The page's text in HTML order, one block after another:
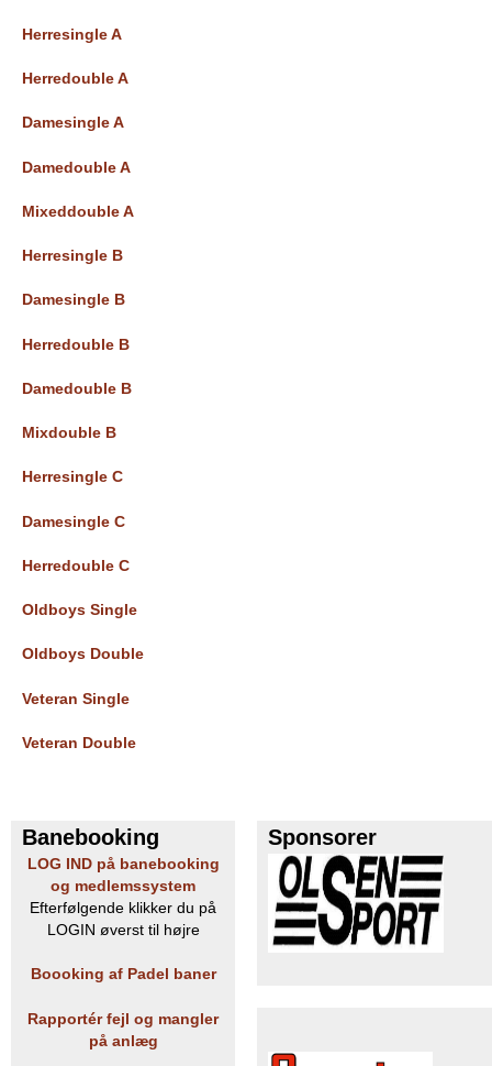
K
u
Herresingle A
Herredouble A
Damesingle A
Damedouble A
Mixeddouble A
Herresingle B
Damesingle B
Herredouble B
Damedouble B
Mixdouble B
Herresingle C
Damesingle C
Herredouble C
Oldboys Single
Oldboys Double
Veteran Single
Veteran Double
Banebooking
LOG IND på banebooking
og medlemssystem
Efterfølgende klikker du på
LOGIN øverst til højre
Boooking af Padel baner
Rapportér fejl og mangler
på anlæg
Sponsorer